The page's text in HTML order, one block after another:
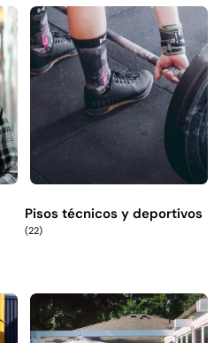
Pisos técnicos y deportivos
(22)
más productos